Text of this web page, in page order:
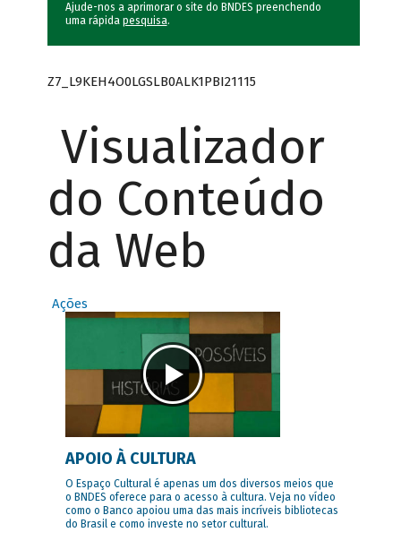
Ajude-nos a aprimorar o site do BNDES preenchendo
uma rápida pesquisa.
Z7_L9KEH4O0LGSLB0ALK1PBI21115
Visualizador
do Conteúdo
da Web
Ações
APOIO À CULTURA
O Espaço Cultural é apenas um dos diversos meios que
o BNDES oferece para o acesso à cultura. Veja no vídeo
como o Banco apoiou uma das mais incríveis bibliotecas
do Brasil e como investe no setor cultural.